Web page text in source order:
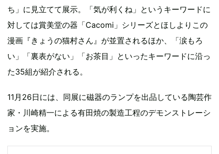
ち」に見立てて展示。「気が利くね」というキーワードに
対しては賞美堂の器「Cacomi」シリーズとほしよりこの
漫画『きょうの猫村さん』が並置されるほか、「涙もろ
い」「裏表がない」「お茶目」といったキーワードに沿っ
た35組が紹介される。
11月26日には、同展に磁器のランプを出品している陶芸作
家・川崎精一による有田焼の製造工程のデモンストレーシ
ョンを実施。